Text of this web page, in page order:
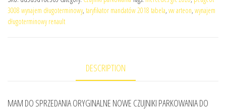
3008 wynajem długoterminowy, taryfikator mandatów 2018 tabela, vw arteon, wynajem
długoterminowy renault
DESCRIPTION
MAM DO SPRZEDANIA ORYGINALNE NOWE CZUJNIKI PARKOWANIA DO